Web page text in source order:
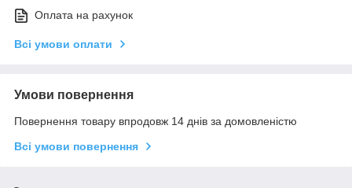
Оплата на рахунок
Всі умови оплати
Умови повернення
Повернення товару впродовж 14 днів за домовленістю
Всі умови повернення